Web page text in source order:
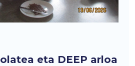
eta DEEP arloa